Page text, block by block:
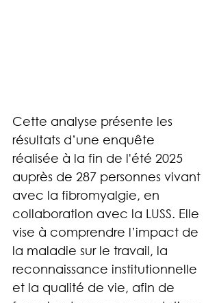
Cette analyse présente les
résultats d’une enquête
réalisée à la fin de l'été 2025
auprès de 287 personnes vivant
avec la fibromyalgie, en
collaboration avec la LUSS. Elle
vise à comprendre l’impact de
la maladie sur le travail, la
reconnaissance institutionnelle
et la qualité de vie, afin de